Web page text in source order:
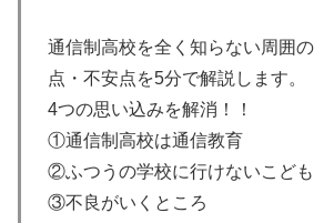
通信制高校を全く知らない周囲
点・不安点を5分で解説します。
4つの思い込みを解消！！
①通信制高校は通信教育
②ふつうの学校に行けないこど
③不良がいくところ